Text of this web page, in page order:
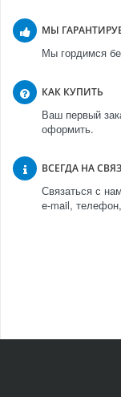
МЫ
Мы гордимся
КАК КУПИТЬ
Ваш первый
оформить.
ВСЕГДА НА
Связаться с
e-mail,